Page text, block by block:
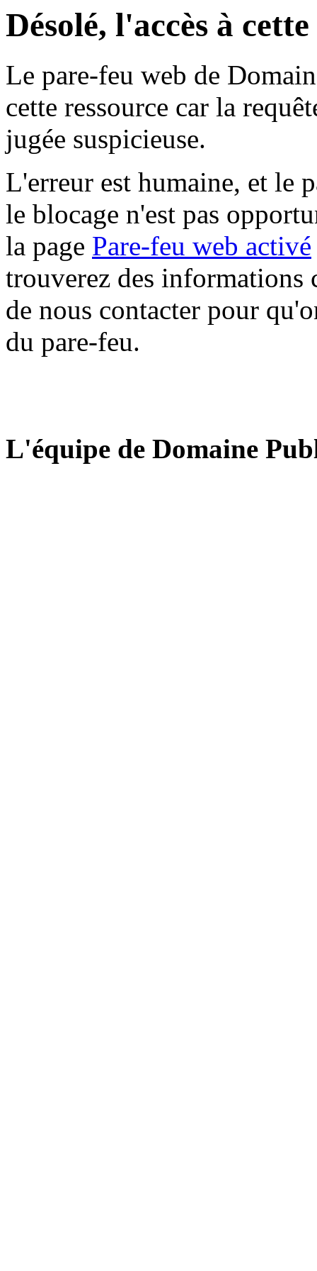
Désolé, l'accès à
Le pare-feu web de
cette ressource car la
jugée suspicieuse.
L'erreur est humaine, et le
le blocage n'est pas
la page Pare-feu web activé
trouverez des informations
de nous contacter pour
du pare-feu.
L'équipe de Domaine